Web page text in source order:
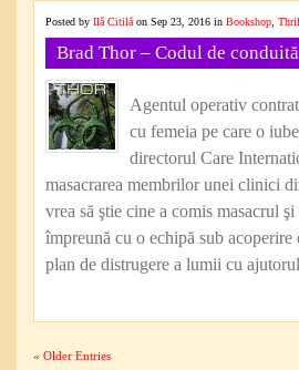
Posted by Ilă Citilă on Sep 23, 2016 in Bookshop
Brad Thor – Codul de conduită
Agentul operativ
cu femeia pe care o
directorul Care
masacrarea membrilor unei clinici
vrea să ştie cine a comis masacrul
împreună cu o echipă sub
plan de distrugere a lumii cu
« Older Entries